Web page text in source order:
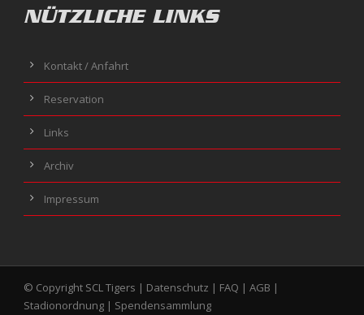
NÜTZLICHE LINKS
Kontakt / Anfahrt
Reservation
Links
Archiv
Impressum
© Copyright SCL Tigers | Datenschutz | FAQ | AGB |
Stadionordnung | Spendensammlung